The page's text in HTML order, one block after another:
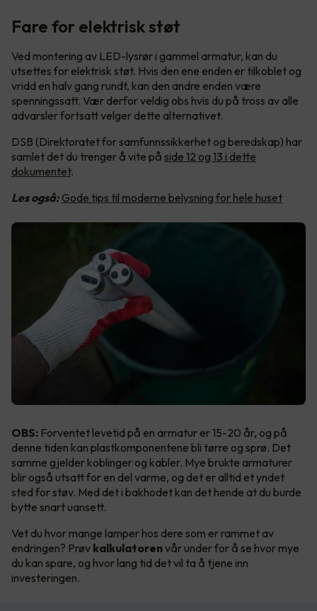
Fare for elektrisk støt
Ved montering av LED-lysrør i gammel armatur, kan du
utsettes for elektrisk støt. Hvis den ene enden er tilkoblet og
vridd en halv gang rundt, kan den andre enden være
spenningssatt. Vær derfor veldig obs hvis du på tross av alle
advarsler fortsatt velger dette alternativet.
DSB (Direktoratet for samfunnssikkerhet og beredskap) har
samlet det du trenger å vite på side 12 og 13 i dette
dokumentet.
Les også: Gode tips til moderne belysning for hele huset
OBS: Forventet levetid på en armatur er 15-20 år, og på
denne tiden kan plastkomponentene bli tørre og sprø. Det
samme gjelder koblinger og kabler. Mye brukte armaturer
blir også utsatt for en del varme, og det er alltid et yndet
sted for støv. Med det i bakhodet kan det hende at du burde
bytte snart uansett.
Vet du hvor mange lamper hos dere som er rammet av
endringen? Prøv kalkulatorenvår under for å se hvor mye
du kan spare, og hvor lang tid det vil ta å tjene inn
investeringen.